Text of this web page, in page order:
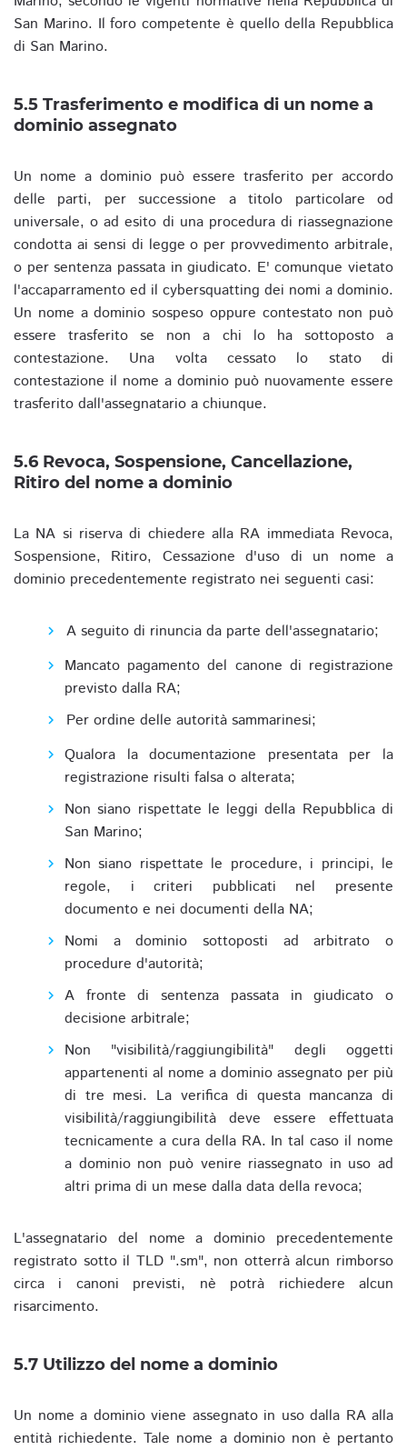
San Marino. Il foro competente è quello della Repubblica
di San Marino.
5.5 Trasferimento e modifica di un nome a
dominio assegnato
Un nome a dominio può essere trasferito per accordo
delle parti, per successione a titolo particolare od
universale, o ad esito di una procedura di riassegnazione
condotta ai sensi di legge o per provvedimento arbitrale,
o per sentenza passata in giudicato. E' comunque vietato
l'accaparramento ed il cybersquatting dei nomi a dominio.
Un nome a dominio sospeso oppure contestato non può
essere trasferito se non a chi lo ha sottoposto a
contestazione. Una volta cessato lo stato di
contestazione il nome a dominio può nuovamente essere
trasferito dall'assegnatario a chiunque.
5.6 Revoca, Sospensione, Cancellazione,
Ritiro del nome a dominio
La NA si riserva di chiedere alla RA immediata Revoca,
Sospensione, Ritiro, Cessazione d'uso di un nome a
dominio precedentemente registrato nei seguenti casi:
A seguito di rinuncia da parte dell'assegnatario;
Mancato pagamento del canone di registrazione
previsto dalla RA;
Per ordine delle autorità sammarinesi;
Qualora la documentazione presentata per la
registrazione risulti falsa o alterata;
Non siano rispettate le leggi della Repubblica di
San Marino;
Non siano rispettate le procedure, i principi, le
regole, i criteri pubblicati nel presente
documento e nei documenti della NA;
Nomi a dominio sottoposti ad arbitrato o
procedure d'autorità;
A fronte di sentenza passata in giudicato o
decisione arbitrale;
Non "visibilità/raggiungibilità" degli oggetti
appartenenti al nome a dominio assegnato per più
di tre mesi. La verifica di questa mancanza di
visibilità/raggiungibilità deve essere effettuata
tecnicamente a cura della RA. In tal caso il nome
a dominio non può venire riassegnato in uso ad
altri prima di un mese dalla data della revoca;
L'assegnatario del nome a dominio precedentemente
registrato sotto il TLD ".sm", non otterrà alcun rimborso
circa i canoni previsti, nè potrà richiedere alcun
risarcimento.
5.7 Utilizzo del nome a dominio
Un nome a dominio viene assegnato in uso dalla RA alla
entità richiedente. Tale nome a dominio non è pertanto